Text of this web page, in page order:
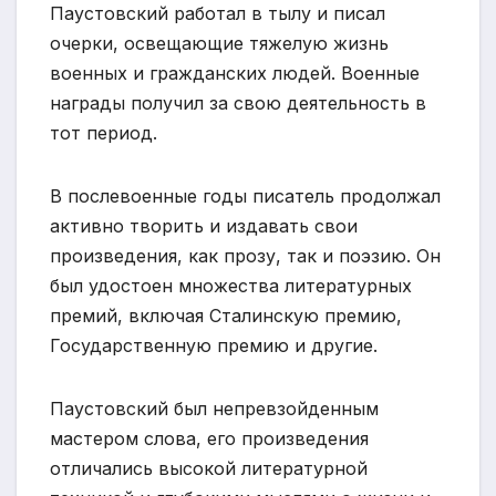
Паустовский работал в тылу и писал
очерки, освещающие тяжелую жизнь
военных и гражданских людей. Военные
награды получил за свою деятельность в
тот период.
В послевоенные годы писатель продолжал
активно творить и издавать свои
произведения, как прозу, так и поэзию. Он
был удостоен множества литературных
премий, включая Сталинскую премию,
Государственную премию и другие.
Паустовский был непревзойденным
мастером слова, его произведения
отличались высокой литературной